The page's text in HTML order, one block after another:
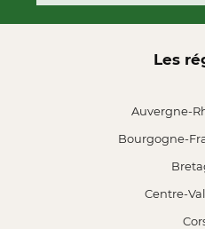
Les
Auvergne-
Bourgogne-
Centre-